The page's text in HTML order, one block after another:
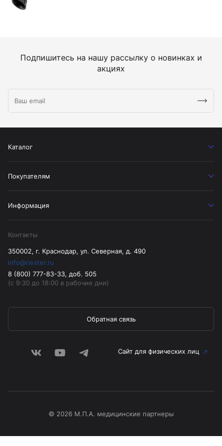
Подпишитесь на нашу рассылку о новинках и
акциях
Каталог
Покупателям
Информация
Контакты
350002, г. Краснодар, ул. Северная, д. 490
info@riester.ru
8 (800) 777-83-33, доб. 505
(с 9:30 до 18:00 в рабочие дни)
Обратная связь
Сайт для физических лиц
© 2026 М.П.А. медицинские партнеры